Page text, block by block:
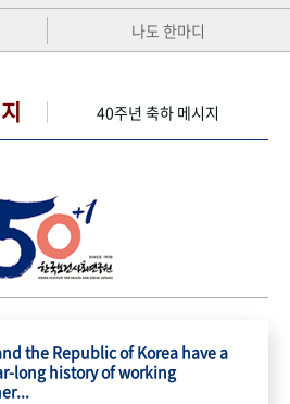
나도 한마디
40주년 축하 메시지
the Republic of Korea have a
long history of working